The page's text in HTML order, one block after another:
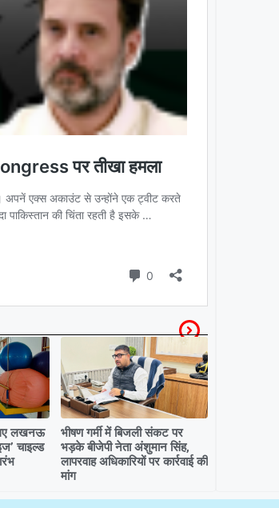
लखनऊ
चाइल्ड
भीषण गर्मी में बिजली संकट पर
भड़के बीजेपी नेता अंशुमान सिंह,
लापरवाह अधिकारियों पर कार्रवाई की
मांग